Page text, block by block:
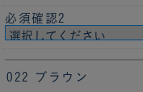
必須確認2
022 ブラウン